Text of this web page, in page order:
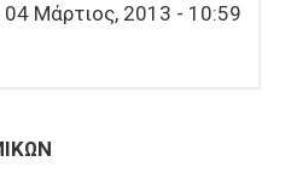
04 Μάρτιος, 2013 - 10:59